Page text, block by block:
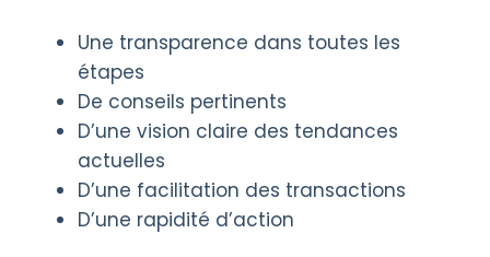
Une transparence dans toutes les
étapes
De conseils pertinents
D’une vision claire des tendances
actuelles
D’une facilitation des transactions
D’une rapidité d’action